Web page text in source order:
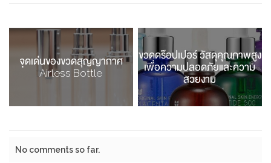
ขวดดร๊อปเปอร์ วัสดุคุณภาพสูง
เพื่อความปลอดภัยและความ
สวยงาม
จุดเด่นของขวดสุญญากาศ
Airless Bottle
No comments so far.